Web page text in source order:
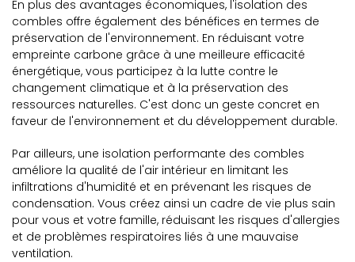
En plus des avantages économiques, l'isolation des
combles offre également des bénéfices en termes de
préservation de l'environnement. En réduisant votre
empreinte carbone grâce à une meilleure efficacité
énergétique, vous participez à la lutte contre le
changement climatique et à la préservation des
ressources naturelles. C'est donc un geste concret en
faveur de l'environnement et du développement durable.
Par ailleurs, une isolation performante des combles
améliore la qualité de l'air intérieur en limitant les
infiltrations d'humidité et en prévenant les risques de
condensation. Vous créez ainsi un cadre de vie plus sain
pour vous et votre famille, réduisant les risques d'allergies
et de problèmes respiratoires liés à une mauvaise
ventilation.